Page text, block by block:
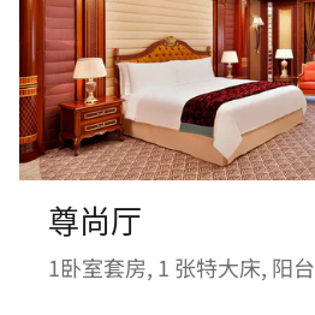
尊尚厅
1卧室套房, 1 张特大床, 阳台